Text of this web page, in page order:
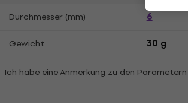
Durchmesser (mm) 6
Gewicht
30 g
Ich habe eine Anmerkung zu den Parametern